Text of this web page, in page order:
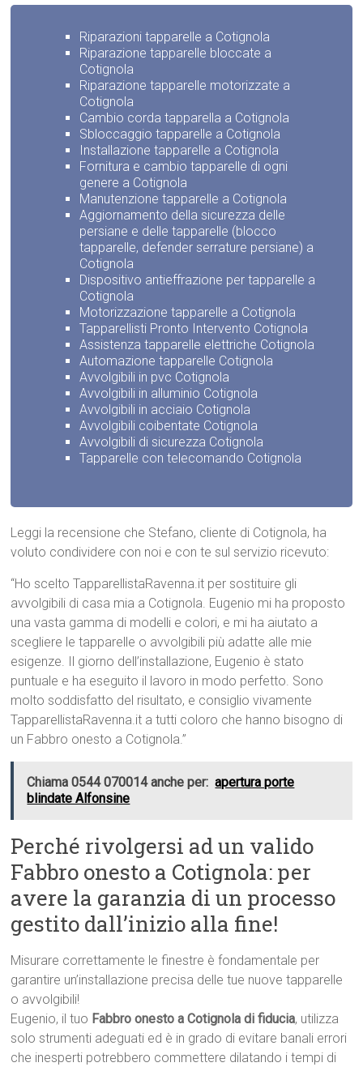
Riparazioni tapparelle a Cotignola
Riparazione tapparelle bloccate a
Cotignola
Riparazione tapparelle motorizzate a
Cotignola
Cambio corda tapparella a Cotignola
Sbloccaggio tapparelle a Cotignola
Installazione tapparelle a Cotignola
Fornitura e cambio tapparelle di ogni
genere a Cotignola
Manutenzione tapparelle a Cotignola
Aggiornamento della sicurezza delle
persiane e delle tapparelle (blocco
tapparelle, defender serrature persiane) a
Cotignola
Dispositivo antieffrazione per tapparelle a
Cotignola
Motorizzazione tapparelle a Cotignola
Tapparellisti Pronto Intervento Cotignola
Assistenza tapparelle elettriche Cotignola
Automazione tapparelle Cotignola
Avvolgibili in pvc Cotignola
Avvolgibili in alluminio Cotignola
Avvolgibili in acciaio Cotignola
Avvolgibili coibentate Cotignola
Avvolgibili di sicurezza Cotignola
Tapparelle con telecomando Cotignola
Leggi la recensione che Stefano, cliente di Cotignola, ha
voluto condividere con noi e con te sul servizio ricevuto:
“Ho scelto TapparellistaRavenna.it per sostituire gli
avvolgibili di casa mia a Cotignola. Eugenio mi ha proposto
una vasta gamma di modelli e colori, e mi ha aiutato a
scegliere le tapparelle o avvolgibili più adatte alle mie
esigenze. Il giorno dell’installazione, Eugenio è stato
puntuale e ha eseguito il lavoro in modo perfetto. Sono
molto soddisfatto del risultato, e consiglio vivamente
TapparellistaRavenna.it a tutti coloro che hanno bisogno di
un Fabbro onesto a Cotignola.”
Chiama 0544 070014 anche per: apertura porte
blindate Alfonsine
Perché rivolgersi ad un valido
Fabbro onesto a Cotignola: per
avere la garanzia di un processo
gestito dall’inizio alla fine!
Misurare correttamente le finestre è fondamentale per
garantire un’installazione precisa delle tue nuove tapparelle
o avvolgibili!
Eugenio, il tuo Fabbro onesto a Cotignola di fiducia, utilizza
solo strumenti adeguati ed è in grado di evitare banali errori
che inesperti potrebbero commettere dilatando i tempi di